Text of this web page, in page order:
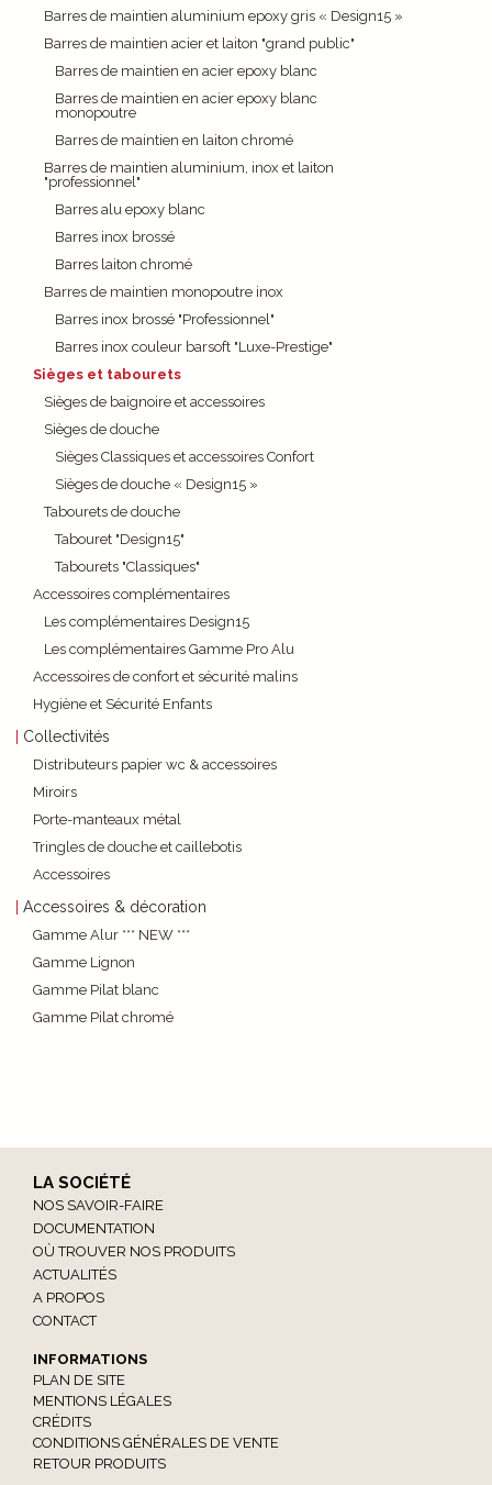
Barres de maintien aluminium epoxy gris « Design15 »
Barres de maintien acier et laiton "grand public"
Barres de maintien en acier epoxy blanc
Barres de maintien en acier epoxy blanc
monopoutre
Barres de maintien en laiton chromé
Barres de maintien aluminium, inox et laiton
"professionnel"
Barres alu epoxy blanc
Barres inox brossé
Barres laiton chromé
Barres de maintien monopoutre inox
Barres inox brossé "Professionnel"
Barres inox couleur barsoft "Luxe-Prestige"
Sièges et tabourets
Sièges de baignoire et accessoires
Sièges de douche
Sièges Classiques et accessoires Confort
Sièges de douche « Design15 »
Tabourets de douche
Tabouret "Design15"
Tabourets "Classiques"
Accessoires complémentaires
Les complémentaires Design15
Les complémentaires Gamme Pro Alu
Accessoires de confort et sécurité malins
Hygiène et Sécurité Enfants
Collectivités
Distributeurs papier wc & accessoires
Miroirs
Porte-manteaux métal
Tringles de douche et caillebotis
Accessoires
Accessoires & décoration
Gamme Alur *** NEW ***
Gamme Lignon
Gamme Pilat blanc
Gamme Pilat chromé
LA SOCIÉTÉ
NOS SAVOIR-FAIRE
DOCUMENTATION
OÙ TROUVER NOS PRODUITS
ACTUALITÉS
A PROPOS
CONTACT
INFORMATIONS
PLAN DE SITE
MENTIONS LÉGALES
CRÉDITS
CONDITIONS GÉNÉRALES DE VENTE
RETOUR PRODUITS